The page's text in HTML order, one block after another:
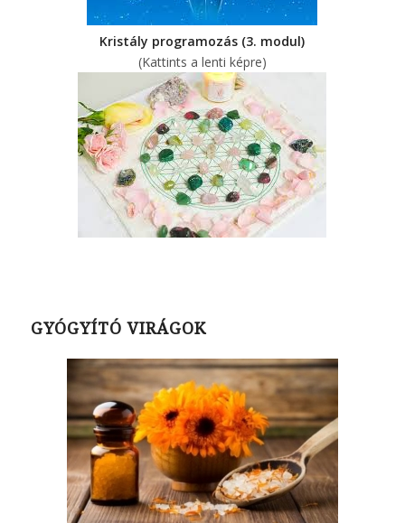
Kristály programozás (3. modul)
(Kattints a lenti képre)
GYÓGYÍTÓ VIRÁGOK